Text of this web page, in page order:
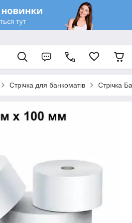
Стрічка для банкоматів Стрічка